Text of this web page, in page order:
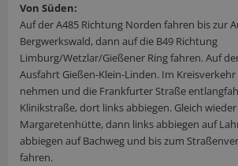
Von Süden:
Auf der A485 Richtung Norden fahren bis zur
Bergwerkswald, dann auf die B49 Richtung
Limburg/Wetzlar/Gießener Ring fahren. Auf
Ausfahrt Gießen-Klein-Linden. Im
nehmen und die Frankfurter Straße
Klinikstraße, dort links abbiegen. Gleich
Margaretenhütte, dann links abbiegen auf
abbiegen auf Bachweg und bis zum
fahren.